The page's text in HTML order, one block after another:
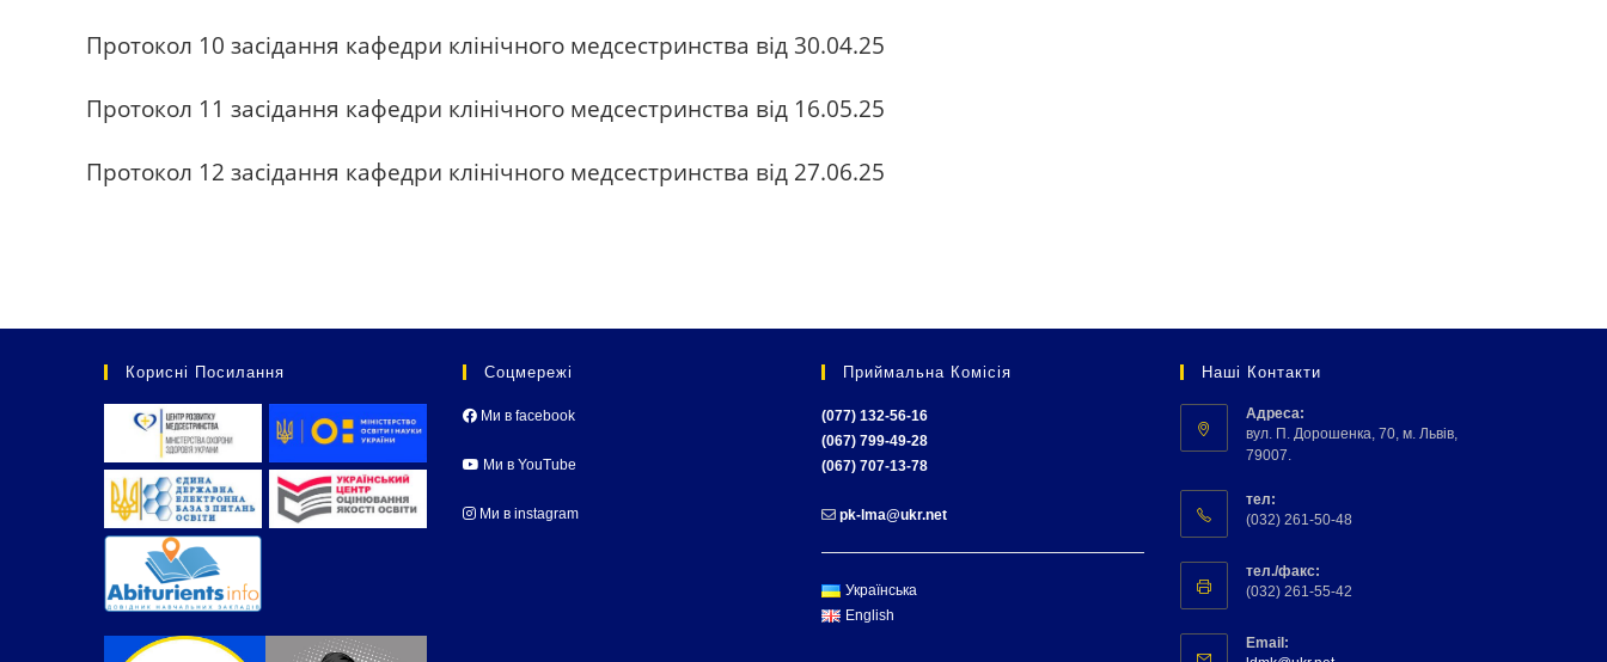
Протокол 10 засідання кафедри клінічного медсестринства від 30.04.25
Протокол 11 засідання кафедри клінічного медсестринства від 16.05.25
Протокол 12 засідання кафедри клінічного медсестринства від 27.06.25
Корисні Посилання Соцмережі
Ми в facebook
Ми в YouTube
Ми в instagram
Приймальна Комісія
(077) 132-56-16
(067) 799-49-28
(067) 707-13-78
pk-lma@ukr.net
Українська
English
Наші Контакти
Адреса:
вул. П. Дорошенка, 70, м. Львів,
79007.
тел:
(032) 261-50-48
тел./факс:
(032) 261-55-42
Email: